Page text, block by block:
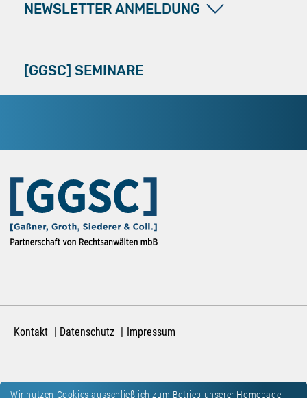
Wir nutzen Cookies ausschließlich zum Betrieb unserer Homepage
NEWSLETTER ANMELDUNG
[GGSC] SEMINARE
Kontakt Datenschutz Impressum